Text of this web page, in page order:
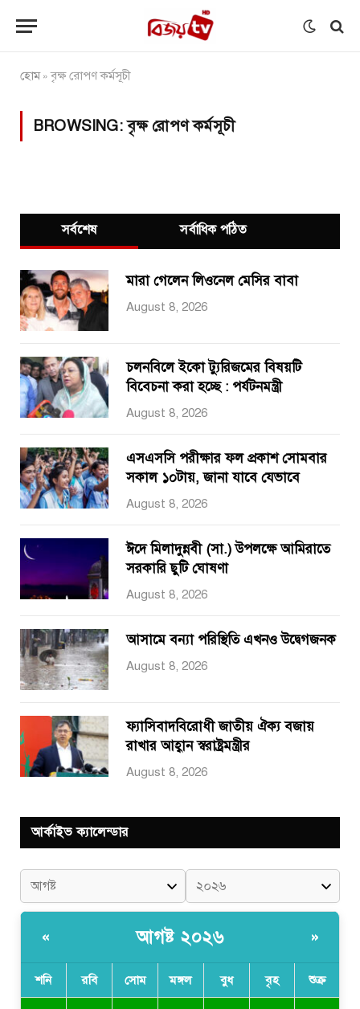
হোম»বৃক্ষ রোপণ কর্মসূচী
BROWSING:বৃক্ষ রোপণ কর্মসূচী
সর্বশেষ সর্বাধিক পঠিত
মারা গেলেন লিওনেল মেসির বাবা
August 8, 2026
চলনবিলে ইকো ট্যুরিজমের বিষয়টি
বিবেচনা করা হচ্ছে : পর্যটনমন্ত্রী
August 8, 2026
এসএসসি পরীক্ষার ফল প্রকাশ সোমবার
সকাল ১০টায়, জানা যাবে যেভাবে
August 8, 2026
ঈদে মিলাদুন্নবী (সা.) উপলক্ষে আমিরাতে
সরকারি ছুটি ঘোষণা
August 8, 2026
আসামে বন্যা পরিস্থিতি এখনও উদ্বেগজনক
August 8, 2026
ফ্যাসিবাদবিরোধী জাতীয় ঐক্য বজায়
রাখার আহ্বান স্বরাষ্ট্রমন্ত্রীর
August 8, 2026
আর্কাইভ ক্যালেন্ডার
« আগষ্ট ২০২৬ »
শনি রবি সোম মঙ্গল বুধ বৃহ শুক্র